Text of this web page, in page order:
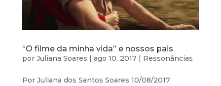
“O filme da minha vida” e nossos pais
por Juliana Soares | ago 10, 2017| Ressonâncias
Por Juliana dos Santos Soares 10/08/2017